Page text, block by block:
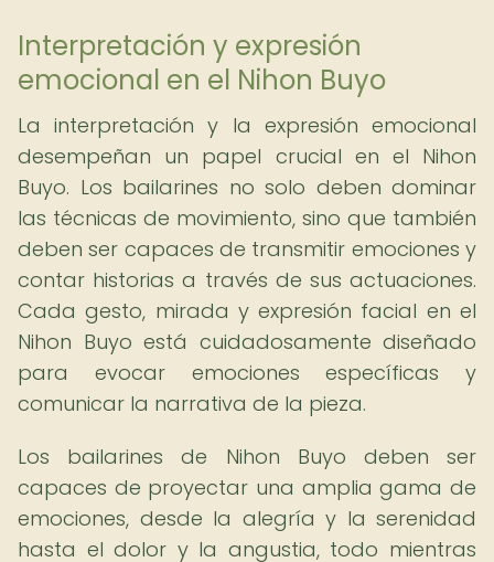
Interpretación y expresión
emocional en el Nihon Buyo
La interpretación y la expresión emocional
desempeñan un papel crucial en el Nihon
Buyo. Los bailarines no solo deben dominar
las técnicas de movimiento, sino que también
deben ser capaces de transmitir emociones y
contar historias a través de sus actuaciones.
Cada gesto, mirada y expresión facial en el
Nihon Buyo está cuidadosamente diseñado
para evocar emociones específicas y
comunicar la narrativa de la pieza.
Los bailarines de Nihon Buyo deben ser
capaces de proyectar una amplia gama de
emociones, desde la alegría y la serenidad
hasta el dolor y la angustia, todo mientras